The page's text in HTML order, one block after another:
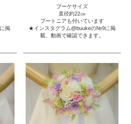
掲
ブーケサイズ
直径約22㎝
ブートニアも付いています
★インスタグラム@buukeの№9に掲
載、動画で確認できます。